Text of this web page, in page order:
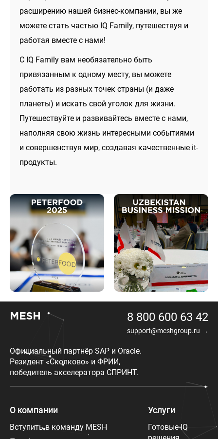
расширению нашей бизнес-компании, вы же
можете стать частью IQ Family, путешествуя и
работая вместе с нами!
С IQ Family вам необязательно быть
привязанным к одному месту, вы можете
работать из разных точек страны (и даже
планеты) и искать свой уголок для жизни.
Путешествуйте и развивайтесь вместе с нами,
наполняя свою жизнь интересными событиями
и совершенствуя мир, создавая качественные it-
продукты.
MESH 8 800 600 63 42
support@meshgroup.ru
Официальный партнёр SAP и Oracle.
Резидент «Сколково» и ФРИИ,
победитель акселератора СПРИНТ.
О компании
Вступить в команду MESH
Услуги
Готовые IQ